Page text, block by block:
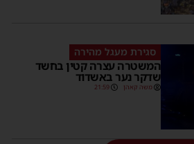
סגירת מעגל מהירה
המשטרה עצרה קטין בחשד
שדקר נער באשדוד
משה קאהן 21:59